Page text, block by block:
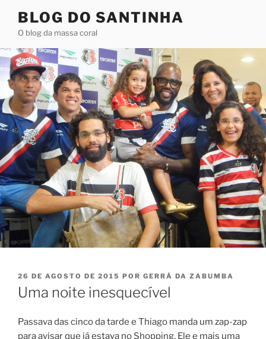
conteúdo
BLOG DO SANTINHA
O blog da massa coral
PUBLICADO
EM
26 DE AGOSTO DE 2015 POR GERRÁ DA ZABUMBA
Uma noite inesquecível
Passava das cinco da tarde e Thiago manda um zap-zap
para avisar que já estava no Shopping. Ele e mais uma